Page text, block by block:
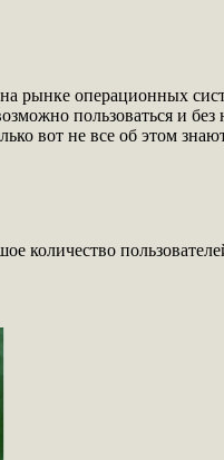
рынке операционных
пользоваться и
вот не все об этом
количество